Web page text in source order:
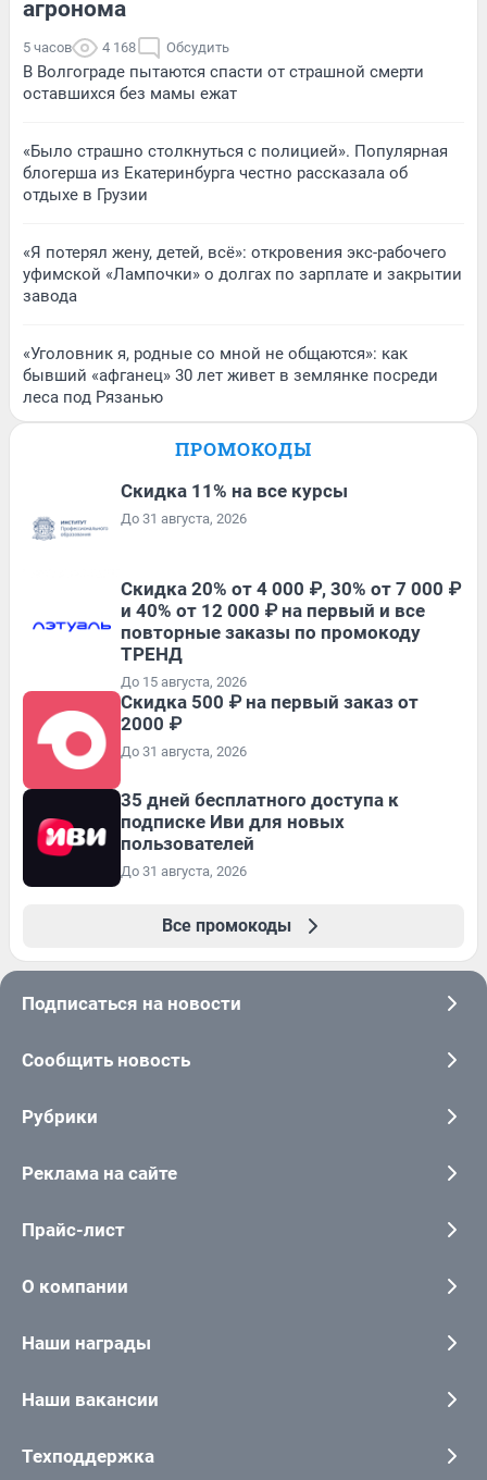
агронома
5 часов 4 168 Обсудить
В Волгограде пытаются спасти от страшной смерти
оставшихся без мамы ежат
«Было страшно столкнуться с полицией». Популярная
блогерша из Екатеринбурга честно рассказала об
отдыхе в Грузии
«Я потерял жену, детей, всё»: откровения экс-рабочего
уфимской «Лампочки» о долгах по зарплате и закрытии
завода
«Уголовник я, родные со мной не общаются»: как
бывший «афганец» 30 лет живет в землянке посреди
леса под Рязанью
ПРОМОКОДЫ
Скидка 11% на все курсы
До 31 августа, 2026
Скидка 20% от 4 000 ₽, 30% от 7 000 ₽
и 40% от 12 000 ₽ на первый и все
повторные заказы по промокоду
ТРЕНД
До 15 августа, 2026
Скидка 500 ₽ на первый заказ от
2000 ₽
До 31 августа, 2026
35 дней бесплатного доступа к
подписке Иви для новых
пользователей
До 31 августа, 2026
Все промокоды
Подписаться на новости
Сообщить новость
Рубрики
Реклама на сайте
Прайс-лист
О компании
Наши награды
Наши вакансии
Техподдержка